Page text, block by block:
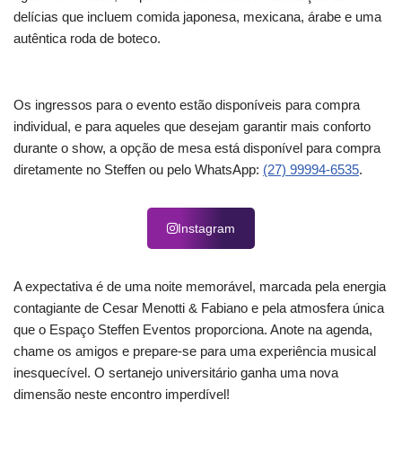
delícias que incluem comida japonesa, mexicana, árabe e uma
autêntica roda de boteco.
Os ingressos para o evento estão disponíveis para compra
individual, e para aqueles que desejam garantir mais conforto
durante o show, a opção de mesa está disponível para compra
diretamente no Steffen ou pelo WhatsApp: (27) 99994-6535.
Instagram
A expectativa é de uma noite memorável, marcada pela energia
contagiante de Cesar Menotti & Fabiano e pela atmosfera única
que o Espaço Steffen Eventos proporciona. Anote na agenda,
chame os amigos e prepare-se para uma experiência musical
inesquecível. O sertanejo universitário ganha uma nova
dimensão neste encontro imperdível!